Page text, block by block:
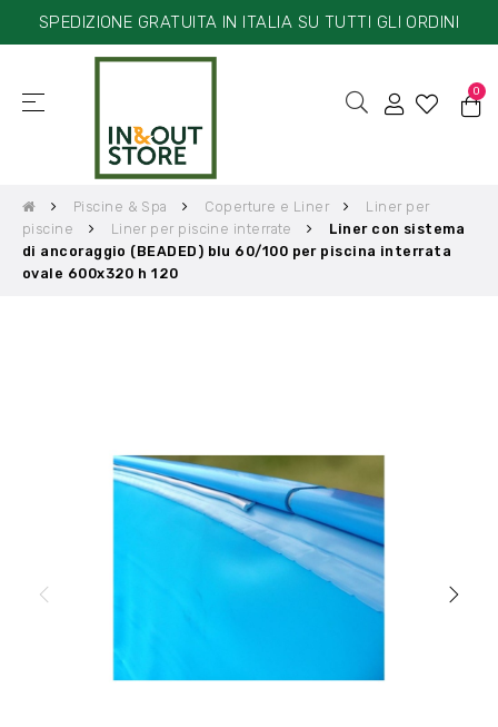
SPEDIZIONE GRATUITA IN ITALIA SU TUTTI GLI ORDINI
navigazione
☰ 0
Piscine & Spa Coperture e Liner
Liner per
piscine
Liner per piscine interrate
Liner con sistema
di ancoraggio (BEADED) blu 60/100 per piscina interrata
ovale 600x320 h 120